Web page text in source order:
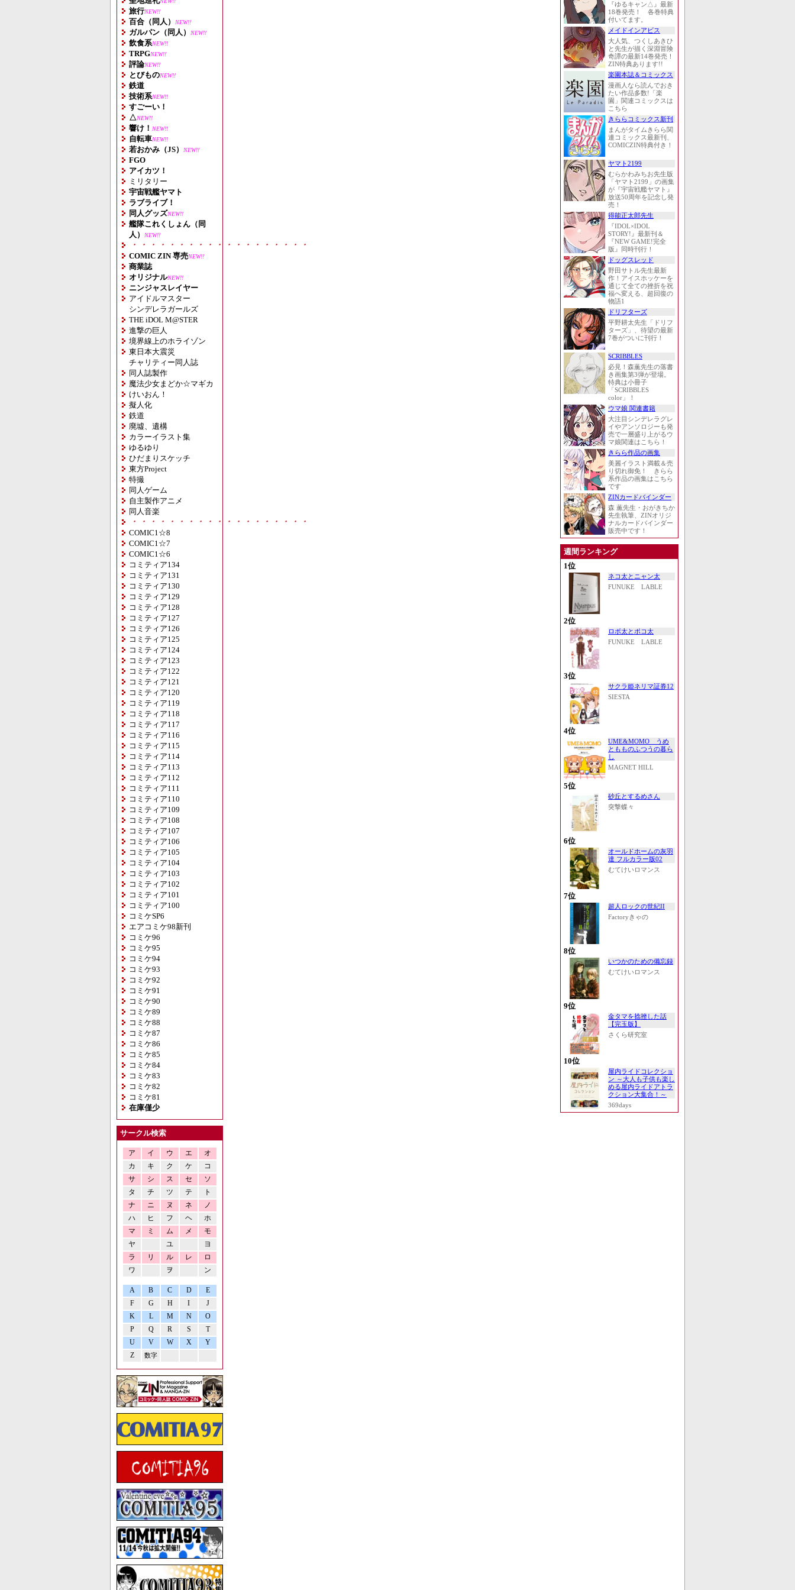
旅行NEW!!
百合（同人） NEW!!
ガルパン（同人） NEW!!
飲食系NEW!!
TRPGNEW!!
評論NEW!!
とびものNEW!!
鉄道
技術系NEW!!
すごーい！
△NEW!!
響け！ NEW!!
自転車NEW!!
若おかみ（JS） NEW!!
FGO
アイカツ！
ミリタリー
宇宙戦艦ヤマト
ラブライブ！
同人グッズNEW!!
艦隊これくしょん（同
人）
NEW!!
・・・・・・・・・・・・・・・・・・・
COMIC ZIN 専売NEW!!
商業誌
オリジナルNEW!!
ニンジャスレイヤー
アイドルマスター
シンデレラガールズ
THE iDOL M@STER
進撃の巨人
境界線上のホライゾン
東日本大震災
チャリティー同人誌
同人誌製作
魔法少女まどか☆マギカ
けいおん！
擬人化
鉄道
廃墟、遺構
カラーイラスト集
ゆるゆり
ひだまりスケッチ
東方Project
特撮
同人ゲーム
自主製作アニメ
同人音楽
・・・・・・・・・・・・・・・・・・・
COMIC1☆8
COMIC1☆7
COMIC1☆6
コミティア134
コミティア131
コミティア130
コミティア129
コミティア128
コミティア127
コミティア126
コミティア125
コミティア124
コミティア123
コミティア122
コミティア121
コミティア120
コミティア119
コミティア118
コミティア117
コミティア116
コミティア115
コミティア114
コミティア113
コミティア112
コミティア111
コミティア110
コミティア109
コミティア108
コミティア107
コミティア106
コミティア105
コミティア104
コミティア103
コミティア102
コミティア101
コミティア100
コミケSP6
エアコミケ98新刊
コミケ96
コミケ95
コミケ94
コミケ93
コミケ92
コミケ91
コミケ90
コミケ89
コミケ88
コミケ87
コミケ86
コミケ85
コミケ84
コミケ83
コミケ82
コミケ81
在庫僅少
サークル検索
ア イ ウ エ
オ
カ
キ ク ケ
コ
サ
シ ス セ
ソ
タ
チ ツ テ
ト
ナ
ニ ヌ ネ
ノ
ハ
ヒ フ ヘ
ホ
マ
ミ ム メ
モ
ヤ
ユ
ヨ
ラ
リ ル レ
ロ
ワ
ヲ ン
A B C D
E
F
G H I
J
K
L M N
O
P
Q R S
T
U
V W X
Y
Z
数字
『ゆるキャン△』最新
18巻発売！ 各巻特典
付いてます。
メイドインアビス
大人気、つくしあきひ
と先生が描く深淵冒険
奇譚の最新14巻発売！
ZIN特典あります!!
楽園本誌＆コミックス
漫画人なら読んでおき
たい作品多数!「楽
園」関連コミックスは
こちら
きららコミックス新刊
まんがタイムきらら関
連コミックス最新刊、
COMICZIN特典付き！
ヤマト2199
むらかわみちお先生版
「ヤマト2199」の画集
が『宇宙戦艦ヤマト』
放送50周年を記念し発
売！
得能正太郎先生
『IDOL×IDOL
STORY!』最新刊＆
『NEW GAME!完全
版』同時刊行！
ドッグスレッド
野田サトル先生最新
作！アイスホッケーを
通じて全ての挫折を祝
福へ変える、超回復の
物語1
ドリフターズ
平野耕太先生「ドリフ
ターズ」、待望の最新
7巻がついに刊行！
SCRIBBLES
必見！森薫先生の落書
き画集第3弾が登場。
特典は小冊子
「SCRIBBLES
color」！
ウマ娘 関連書籍
大注目シンデレラグレ
イやアンソロジーも発
売で一層盛り上がるウ
マ娘関連はこちら！
きらら作品の画集
美麗イラスト満載＆売
り切れ御免！ きらら
系作品の画集はこちら
です
ZINカードバインダー
森 薫先生・おがきちか
先生執筆、ZINオリジ
ナルカードバインダー
販売中です！
週間ランキング
1位
ネコ太とニャン太
FUNUKE LABLE
2位
ロボ太とポコ太
FUNUKE LABLE
3位
サクラ姫ネリマ証券12
SIESTA
4位
UME&MOMO うめ
ともものふつうの暮ら
し
MAGNET HILL
5位
砂丘とするめさん
突撃蝶々
6位
オールドホームの灰羽
達 フルカラー版02
むてけいロマンス
7位
超人ロックの世紀II
Factoryきゃの
8位
いつかのための備忘録
むてけいロマンス
9位
金タマを捻挫した話
【完玉版】
さくら研究室
10位
屋内ライドコレクショ
ン ～大人も子供も楽し
める屋内ライドアトラ
クション大集合！～
369days